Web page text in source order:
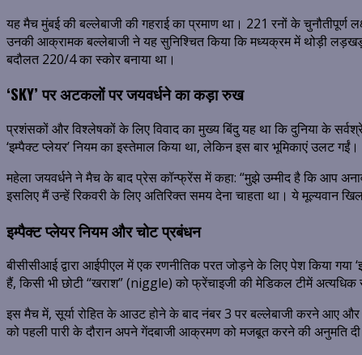
यह मैच मुंबई की बल्लेबाजी की गहराई का प्रमाण था। 221 रनों के
उनकी आक्रामक बल्लेबाजी ने यह सुनिश्चित किया कि मध्यक्रम में थोड़ी
बदौलत 220/4 का स्कोर बनाया था।
‘SKY’ पर अटकलों पर जयवर्धने का कड़ा रुख
प्रशंसकों और विश्लेषकों के लिए विवाद का मुख्य बिंदु यह था कि दुनिया के
‘इम्पैक्ट प्लेयर’ नियम का इस्तेमाल किया था, लेकिन इस बार भूमिकाएं उलट गईं।
महेला जयवर्धने ने मैच के बाद प्रेस कॉन्फ्रेंस में कहा: “मुझे उम्मीद है कि आप
इसलिए मैं उन्हें रिकवरी के लिए अतिरिक्त समय देना चाहता था। ये
इम्पैक्ट प्लेयर नियम और चोट प्रबंधन
बीसीसीआई द्वारा आईपीएल में एक रणनीतिक परत जोड़ने के लिए पेश किया
हैं, किसी भी छोटी “खराश” (niggle) को फ्रेंचाइजी की मेडिकल टीमें अत्यधिक
इस मैच में, सूर्या रोहित के आउट होने के बाद नंबर 3 पर बल्लेबाजी करने आए
को पहली पारी के दौरान अपने गेंदबाजी आक्रमण को मजबूत करने की अनुमति